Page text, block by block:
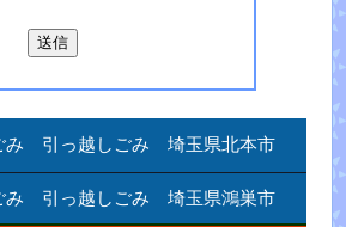
引っ越しごみ 埼玉県北本市
引っ越しごみ 埼玉県鴻巣市